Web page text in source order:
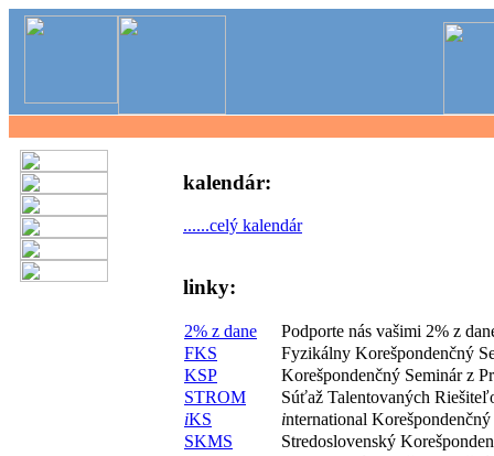
kalendár:
......celý kalendár
linky:
2% z dane
Podporte nás vašimi 2% z
FKS
Fyzikálny Korešpondenčný
KSP
Korešpondenčný Seminár z
STROM
Súťaž Talentovaných
iKS international Korešpondenčný
SKMS
Stredoslovenský